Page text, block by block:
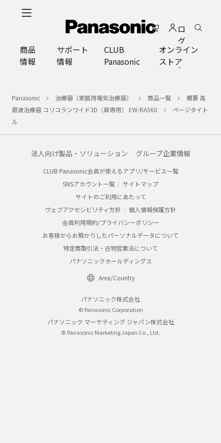
ッ
ロ
グ
イ
ン
商品
情報
サポート
情報
CLUB
Panasonic
オンライン
ストア
Panasonic 治療器（家庭用電気治療器） 商品一覧
概要 高
周波治療器 コリコランワイド3D（肩専用） EW-RA560
ページタイト
ル
法人向け製品・ソリューション グループ企業情報
CLUB Panasonic会員が使えるアプリ/サービス一覧
SNSアカウント一覧
サイトマップ
サイトのご利用にあたって
ウェブアクセシビリティ方針
個人情報保護方針
会員利用規約/プライバシーポリシー
お客様からお預かりしたパーソナルデータについて
特定商取引法・古物営業法について
パナソニックホールディングス
Area/Country
パナソニック株式会社
© Panasonic Corporation
パナソニック マーケティング ジャパン株式会社
© Panasonic Marketing Japan Co., Ltd.